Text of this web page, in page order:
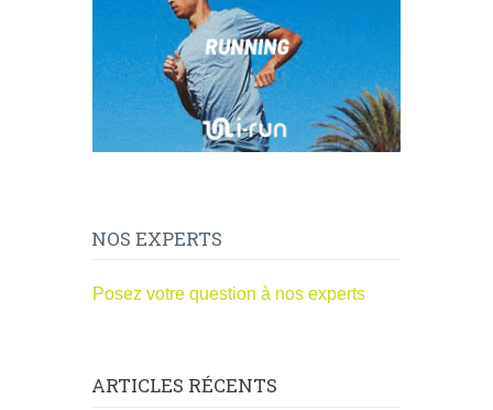
NOS EXPERTS
Posez votre question à nos experts
ARTICLES RÉCENTS